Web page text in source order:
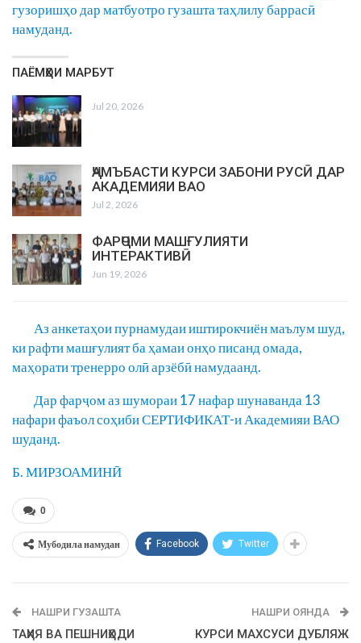
гузоришҳо дар матбуотро гузашта таҳлилу баррасӣ
намуданд.
ПАЁМҲОИ МАРБУТ
Jul 20, 2026
ҶАМЪБАСТИ КУРСИ ЗАБОНИ РУСӢ ДАР
АКАДЕМИЯИ ВАО
Jul 2, 2026
ФАРҶОМИ МАШҒУЛИЯТИ
ИНТЕРАКТИВӢ
Jun 19, 2026
Аз анкетаҳои пурнамудаи иштирокчиён маълум шуд,
ки рафти машғулият ба ҳамаи онҳо писанд омада,
маҳорати тренерро олӣ арзёбӣ намудаанд.
Дар фарҷом аз шумораи 17 нафар шунаванда 13
нафари фаъол соҳиби СЕРТИФИКАТ-и Академияи ВАО
шуданд.
Б. МИРЗОАМИНӢ
0
Мубодила намудан Facebook Twitter
НАШРИ ГУЗАШТА
ТАҲИЯ ВА ПЕШНИҲОДИ
НАШРИ ОЯНДА
КУРСИ МАХСУСИ ДУБЛЯЖ